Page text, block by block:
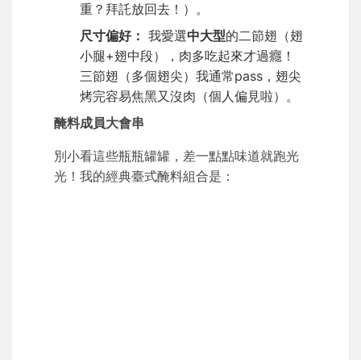
重？拜託放回去！）。
尺寸偏好： 我愛選中大型的二節翅（翅
小腿+翅中段），肉多吃起來才過癮！
三節翅（多個翅尖）我通常pass，翅尖
烤完容易焦黑又沒肉（個人偏見啦）。
醃料成員大會串
別小看這些瓶瓶罐罐，差一點點味道就跑光
光！我的經典臺式醃料組合是：